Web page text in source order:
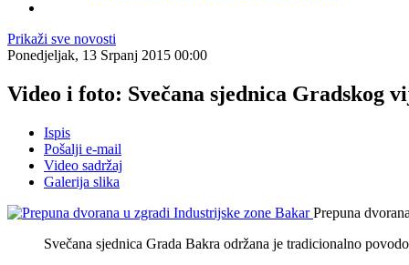
Prikaži sve novosti
Ponedjeljak, 13 Srpanj 2015 00:00
Video i foto: Svečana sjednica Gradskog
Ispis
Pošalji e-mail
Video sadržaj
Galerija slika
Prepuna
Svečana sjednica Grada Bakra održana je tradicionalno